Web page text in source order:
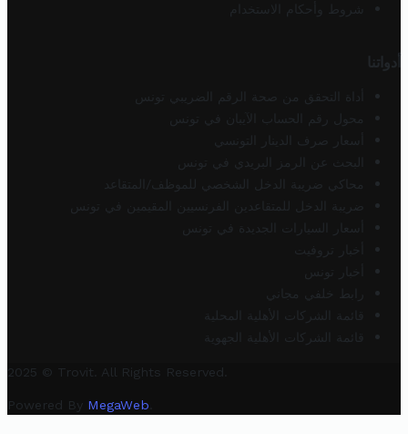
شروط وأحكام الاستخدام
أدواتنا
أداة التحقق من صحة الرقم الضريبي تونس
محول رقم الحساب الآيبان في تونس
أسعار صرف الدينار التونسي
البحث عن الرمز البريدي في تونس
محاكي ضريبة الدخل الشخصي للموظف/المتقاعد
ضريبة الدخل للمتقاعدين الفرنسيين المقيمين في تونس
أسعار السيارات الجديدة في تونس
أخبار تروفيت
أخبار تونس
رابط خلفي مجاني
قائمة الشركات الأهلية المحلية
قائمة الشركات الأهلية الجهوية
2025 © Trovit. All Rights Reserved.
Powered By MegaWeb